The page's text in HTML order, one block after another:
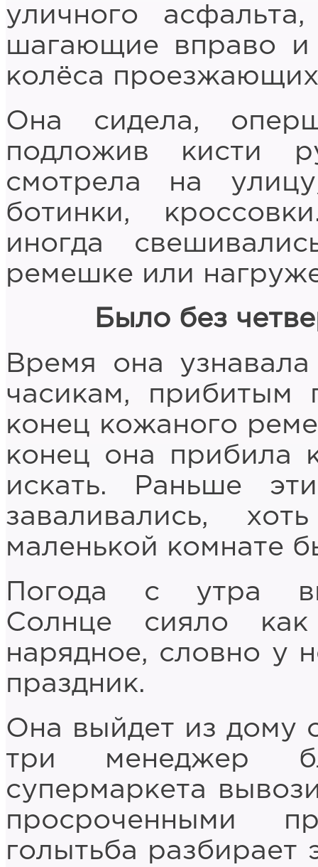
уличного
шагающие вправо
колёса
Она сидела,
подложив кисти
смотрела на
ботинки,
иногда
ремешке или
Было без
Время она
часикам, прибитым
конец кожаного
конец она прибила
искать. Раньше
заваливались,
маленькой комнате
Погода с утра
Солнце сияло
нарядное, словно у
праздник.
Она выйдет из дому
три менеджер
супермаркета
просроченными
голытьба разбирает